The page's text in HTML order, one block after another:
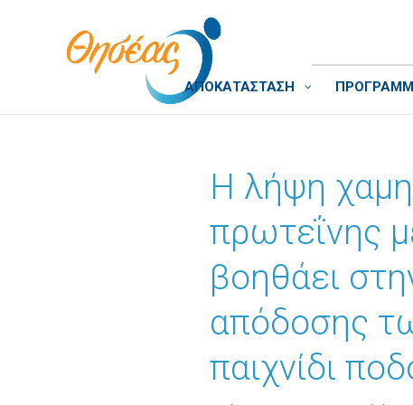
ΑΠΟΚΑΤΑΣΤΑΣΗ
Η λήψη
πρωτεΐνης
βοηθάει
απόδοσης
παιχνίδι